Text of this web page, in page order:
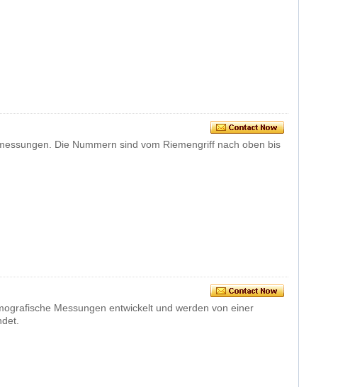
Die Nummern sind vom Riemengriff nach oben bis
Messungen entwickelt und werden von einer